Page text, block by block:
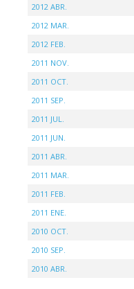
2012 ABR.
2012 MAR.
2012 FEB.
2011 NOV.
2011 OCT.
2011 SEP.
2011 JUL.
2011 JUN.
2011 ABR.
2011 MAR.
2011 FEB.
2011 ENE.
2010 OCT.
2010 SEP.
2010 ABR.